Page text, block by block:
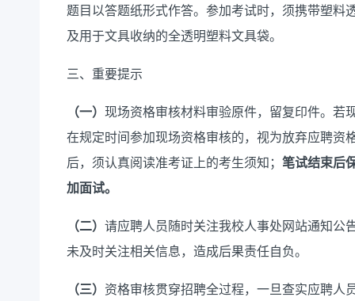
题目以答题纸形式作答。 参加考试时，须携带塑料
及用于文具收纳的全透明塑料文具袋。
三、重要提示
（一） 现场资格审核材料审验原件，留复印件。若
在规定时间参加现场资格审核的，视为放弃应聘资
后，须认真阅读准考证上的考生须知； 笔试结束后
加面试。
（二） 请应聘人员随时关注我校人事处网站通知公
未及时关注相关信息，造成后果责任自负。
（三） 资格审核贯穿招聘全过程，一旦查实应聘人